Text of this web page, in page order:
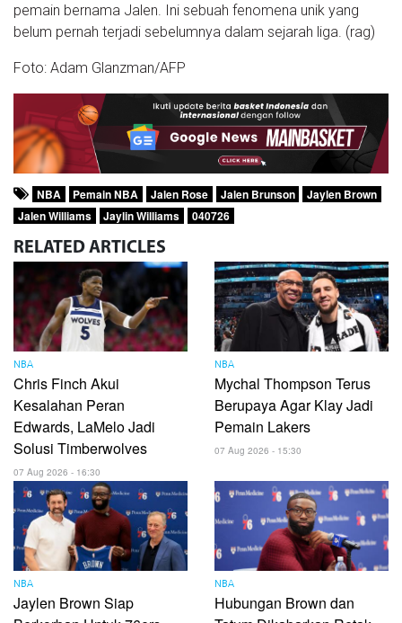
pemain bernama Jalen. Ini sebuah fenomena unik yang
belum pernah terjadi sebelumnya dalam sejarah liga. (rag)
Foto: Adam Glanzman/AFP
NBA Pemain NBA Jalen Rose Jalen Brunson
Jaylen Brown
Jalen Williams
Jaylin Williams 040726
RELATED ARTICLES
NBA
Chris Finch Akui
Kesalahan Peran
Edwards, LaMelo Jadi
Solusi Timberwolves
07 Aug 2026 - 16:30
NBA
Mychal Thompson Terus
Berupaya Agar Klay Jadi
Pemain Lakers
07 Aug 2026 - 15:30
NBA
Jaylen Brown Siap
NBA
Hubungan Brown dan